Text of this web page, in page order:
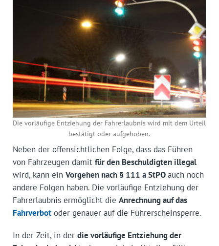
Die vorläufige Entziehung der Fahrerlaubnis wird mit dem Urteil
bestätigt oder aufgehoben.
Neben der offensichtlichen Folge, dass das Führen
von Fahrzeugen damit für den Beschuldigten illegal
wird, kann ein Vorgehen nach § 111 a StPOauch noch
andere Folgen haben. Die vorläufige Entziehung der
Fahrerlaubnis ermöglicht die Anrechnung auf das
Fahrverbotoder genauer auf die Führerscheinsperre.
In der Zeit, in der die vorläufige Entziehung der